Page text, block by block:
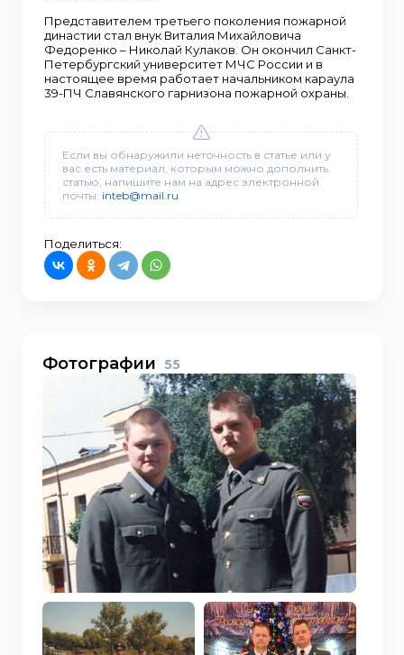
Представителем третьего поколения пожарной
династии стал внук Виталия Михайловича
Федоренко – Николай Кулаков. Он окончил Санкт-
Петербургский университет МЧС России и в
настоящее время работает начальником караула
39-ПЧ Славянского гарнизона пожарной охраны.
Если вы обнаружили неточность в статье или у
вас есть материал, которым можно дополнить
статью, напишите нам на адрес электронной
почты: inteb@mail.ru
Поделиться:
Фотографии 55